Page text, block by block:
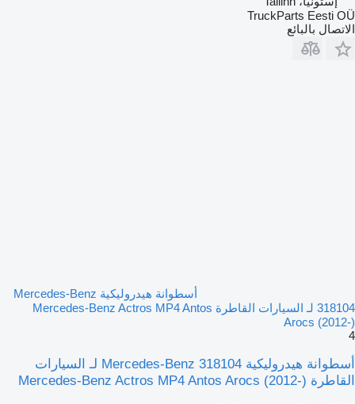
TruckParts Eesti OÜ
الاتصال بالبائع
أسطوانة هيدروليكية Mercedes-Benz
318104 لـ السيارات القاطرة Mercedes-Benz Actros MP4 Antos
Arocs (2012-)
4
أسطوانة هيدروليكية Mercedes-Benz 318104 لـ السيارات
القاطرة Mercedes-Benz Actros MP4 Antos Arocs (2012-)